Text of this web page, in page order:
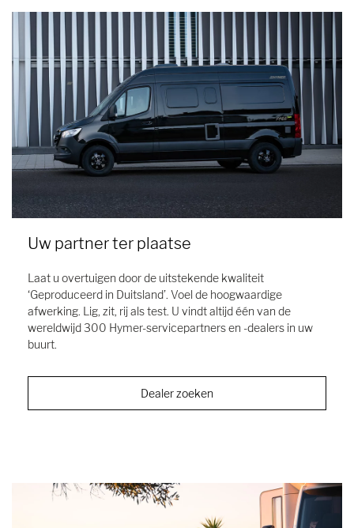
Uw partner ter plaatse
Laat u overtuigen door de uitstekende kwaliteit
‘Geproduceerd in Duitsland’. Voel de hoogwaardige
afwerking. Lig, zit, rij als test. U vindt altijd één van de
wereldwijd 300 Hymer-servicepartners en -dealers in uw
buurt.
Dealer zoeken